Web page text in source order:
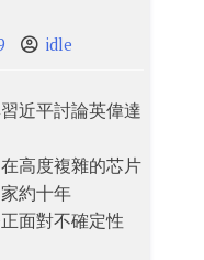
idle
近平討論英偉達
高度複雜的芯片
約十年
面對不確定性